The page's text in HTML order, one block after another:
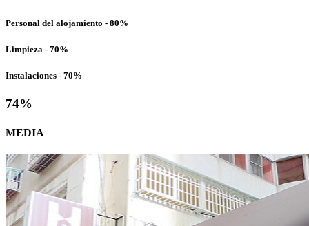
Personal del alojamiento - 80%
Limpieza - 70%
Instalaciones - 70%
74%
MEDIA